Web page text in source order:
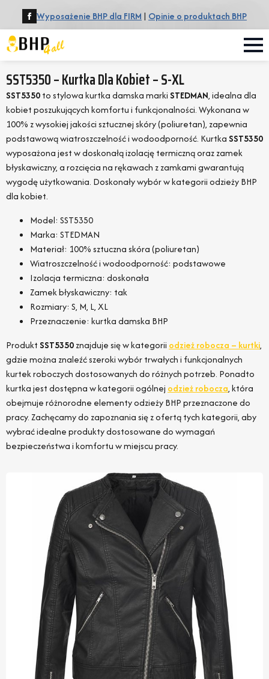
Wyposażenie BHP dla FIRM | Opinie o produktach BHP
SST5350 – Kurtka Dla Kobiet – S-XL
SST5350to stylowa kurtka damska marki STEDMAN, idealna dla
kobiet poszukujących komfortu i funkcjonalności. Wykonana w
100% z wysokiej jakości sztucznej skóry (poliuretan), zapewnia
podstawową wiatroszczelność i wodoodporność. Kurtka SST5350
wyposażona jest w doskonałą izolację termiczną oraz zamek
błyskawiczny, a rozcięcia na rękawach z zamkami gwarantują
wygodę użytkowania. Doskonały wybór w kategorii odzieży BHP
dla kobiet.
Model: SST5350
Marka: STEDMAN
Materiał: 100% sztuczna skóra (poliuretan)
Wiatroszczelność i wodoodporność: podstawowe
Izolacja termiczna: doskonała
Zamek błyskawiczny: tak
Rozmiary: S, M, L, XL
Przeznaczenie: kurtka damska BHP
Produkt SST5350znajduje się w kategorii odzież robocza – kurtki,
gdzie można znaleźć szeroki wybór trwałych i funkcjonalnych
kurtek roboczych dostosowanych do różnych potrzeb. Ponadto
kurtka jest dostępna w kategorii ogólnej odzież robocza, która
obejmuje różnorodne elementy odzieży BHP przeznaczone do
pracy. Zachęcamy do zapoznania się z ofertą tych kategorii, aby
wybrać idealne produkty dostosowane do wymagań
bezpieczeństwa i komfortu w miejscu pracy.